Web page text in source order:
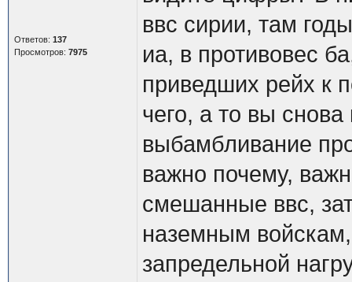
Ответов: 137
Просмотров: 7975
ввс сирии, там
иа, в противовес
приведших рейх к
чего, а то вы снова
выбамбливание
важно почему,
смешанные ввс,
наземным
запредельной